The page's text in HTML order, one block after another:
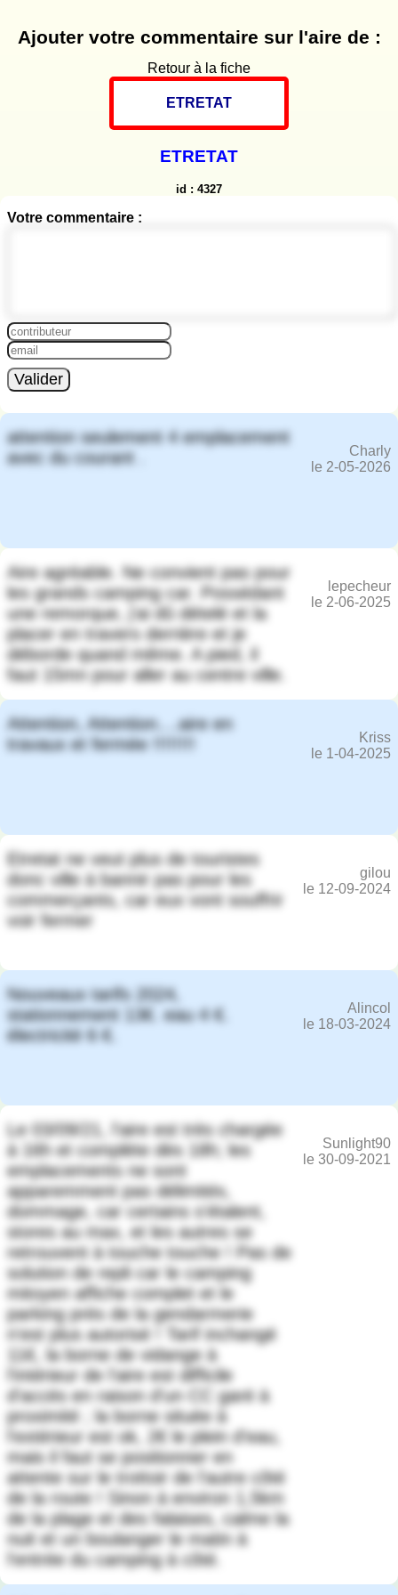
Ajouter votre commentaire sur l'aire de :
Retour à la fiche
ETRETAT
ETRETAT
id : 4327
Votre commentaire :
Valider
attention seulement 4 emplacement
avec du courant .
Charly
le 2-05-2026
Aire agréable. Ne convient pas pour
les grands camping car. Possédant
une remorque, j'ai dû dételé et la
placer en travers derrière et je
déborde quand même. A pied, il
faut 15mn pour aller au centre ville.
lepecheur
le 2-06-2025
Attention, Attention....aire en
travaux et fermée !!!!!!!!
Kriss
le 1-04-2025
Etretat ne veut plus de touristes
donc ville à bannir pas pour les
commerçants, car eux vont souffrir
voir fermer
gilou
le 12-09-2024
Nouveaux tarifs 2024,
stationnement 13€. eau 4 €.
électricité 6 €.
Alincol
le 18-03-2024
Le 03/09/21, l'aire est très chargée
à 16h et complète dès 18h; les
emplacements ne sont
apparemment pas délimités,
dommage, car certains s'étalent,
stores au max, et les autres se
retrouvent à touche touche ! Pas de
solution de repli car le camping
mitoyen affiche complet et le
parking près de la gendarmerie
n'est plus autorisé ! Tarif inchangé
11€, la borne de vidange à
l'intérieur de l'aire est difficile
d'accès en raison d'un CC garé à
proximité ; la borne située à
l'extérieur est ok, 2€ le plein d'eau,
mais il faut se positionner en
attente sur le trottoir de l'autre côté
de la route ! Sinon à environ 1,5km
de la plage et des falaises, calme la
nuit et un boulanger le matin à
l'entrée du camping à côté.
Sunlight90
le 30-09-2021